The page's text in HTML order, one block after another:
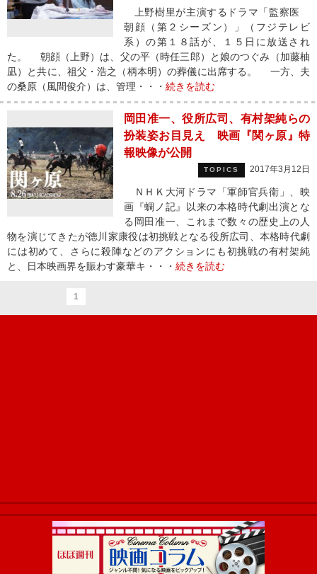
上野樹里が主演するドラマ「監察医
朝顔（第２シーズン）」（フジテレビ
系）の第１８話が、１５日に放送され
た。 朝顔（上野）は、父の平（時任三郎）と娘のつぐみ（加藤柚
凪）と共に、祖父・浩之（柄本明）の葬儀に出席する。 一方、夫
の桑原（風間俊介）は、管理・・・ 続きを読む
岡田准一、役所広司、有村架純らの
扮装姿お目見え 映画『関ヶ原』特
報映像が公開
TOPICS 2017年3月12日
ＮＨＫ大河ドラマ「軍師官兵衛」、映
画『蜩ノ記』以来の本格時代劇出演とな
る岡田准一、これまで数々の歴史上の人
物を演じてきたが徳川家康役は初挑戦となる役所広司、本格時代劇
には初めて、さらに殺陣などのアクションにも初挑戦の有村架純
と、日本映画界を賑わす豪華キ・・・ 続きを読む
1